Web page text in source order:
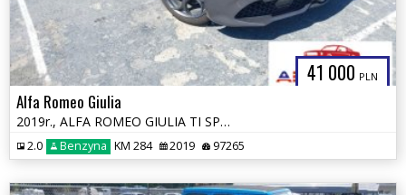
41 000 PLN
Alfa Romeo Giulia
2019r., ALFA ROMEO GIULIA TI SPORT AWD, 2L, od ubezpieczalni
2.0 Benzyna KM 284 2019 97265